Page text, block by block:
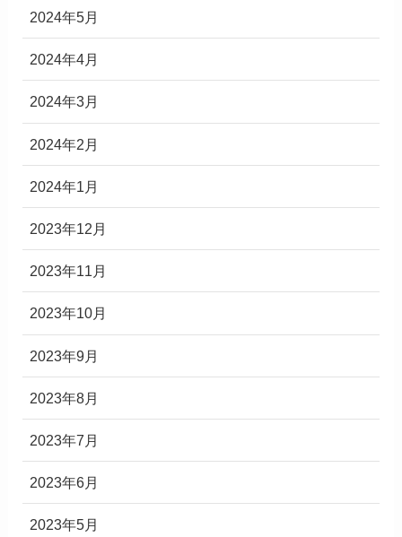
2024年5月
2024年4月
2024年3月
2024年2月
2024年1月
2023年12月
2023年11月
2023年10月
2023年9月
2023年8月
2023年7月
2023年6月
2023年5月